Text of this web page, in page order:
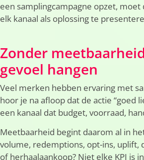
een samplingcampagne opzet,
elk kanaal als oplossing te
Zonder
gevoel hangen
Veel merken hebben ervaring met
hoor je na afloop dat de actie “goed
een kanaal dat budget, voorraad,
Meetbaarheid begint daarom al in
volume, redemptions, opt-ins,
of herhaalaankoop? Niet elke KPI is